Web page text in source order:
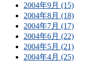
2004年9月 (15)
2004年8月 (18)
2004年7月 (17)
2004年6月 (22)
2004年5月 (21)
2004年4月 (25)